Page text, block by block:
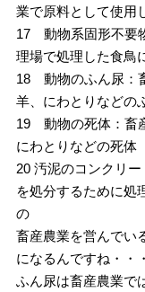
業で原料として使用
17 動物系固形不要
理場で処理した食鳥
18 動物のふん尿：
羊、にわとりなどの
19 動物の死体：畜
にわとりなどの死体
20 汚泥のコンクリ
を処分するために処
の
畜産農業を営んでい
になるんですね・・
ふん尿は畜産農業で